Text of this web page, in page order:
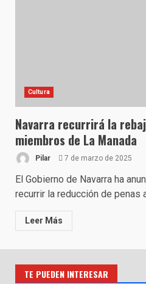
Cultura
Navarra recurrirá la
miembros de La Manada
Pilar 7 de marzo de 2025
El Gobierno de Navarra ha
recurrir la reducción de penas
Leer Más
TE PUEDEN INTERESAR